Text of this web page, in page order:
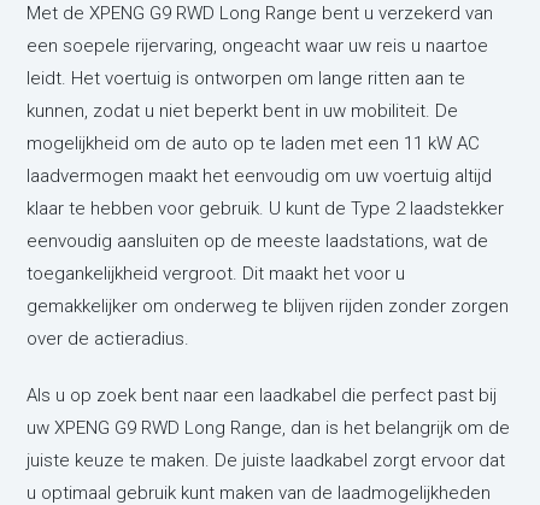
Met de XPENG G9 RWD Long Range bent u verzekerd van
een soepele rijervaring, ongeacht waar uw reis u naartoe
leidt. Het voertuig is ontworpen om lange ritten aan te
kunnen, zodat u niet beperkt bent in uw mobiliteit. De
mogelijkheid om de auto op te laden met een 11 kW AC
laadvermogen maakt het eenvoudig om uw voertuig altijd
klaar te hebben voor gebruik. U kunt de Type 2 laadstekker
eenvoudig aansluiten op de meeste laadstations, wat de
toegankelijkheid vergroot. Dit maakt het voor u
gemakkelijker om onderweg te blijven rijden zonder zorgen
over de actieradius.
Als u op zoek bent naar een laadkabel die perfect past bij
uw XPENG G9 RWD Long Range, dan is het belangrijk om de
juiste keuze te maken. De juiste laadkabel zorgt ervoor dat
u optimaal gebruik kunt maken van de laadmogelijkheden